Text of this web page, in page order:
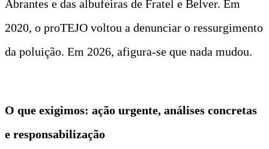
Abrantes e das albufeiras de Fratel e Belver. Em
2020, o proTEJO voltou a denunciar o ressurgimento
da poluição. Em 2026, afigura-se que nada mudou.
O que exigimos: ação urgente, análises concretas
e responsabilização